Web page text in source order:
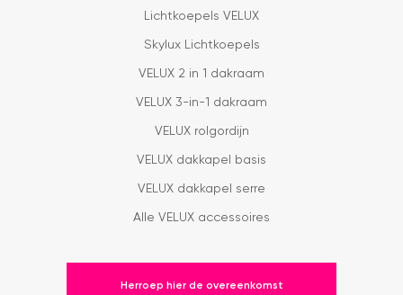
Lichtkoepels VELUX
Skylux Lichtkoepels
VELUX 2 in 1 dakraam
VELUX 3-in-1 dakraam
VELUX rolgordijn
VELUX dakkapel basis
VELUX dakkapel serre
Alle VELUX accessoires
Herroep hier de overeenkomst